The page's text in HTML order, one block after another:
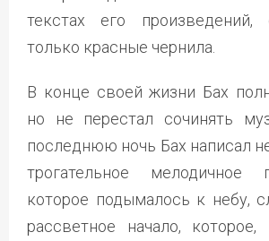
текстах его произведений,
только красные чернила.
В конце своей жизни Бах
но не перестал сочинять
последнюю ночь Бах написал
трогательное мелодичное
которое подымалось к небу,
рассветное начало, которое,